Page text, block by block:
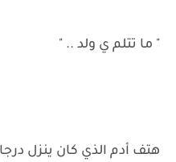
" ما تتلم ي ولد .. "
هتف أدم الذي كان ينزل